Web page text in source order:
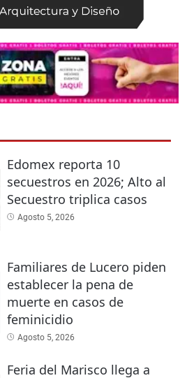
Edomex reporta 10
secuestros en 2026; Alto al
Secuestro triplica casos
Agosto 5, 2026
Familiares de Lucero piden
establecer la pena de
muerte en casos de
feminicidio
Agosto 5, 2026
Feria del Marisco llega a